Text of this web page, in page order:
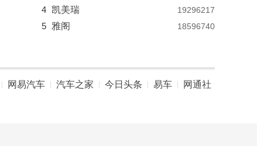
4 凯美瑞 19296217
5 雅阁 18596740
网易汽车 汽车之家 今日头条 易车 网通社